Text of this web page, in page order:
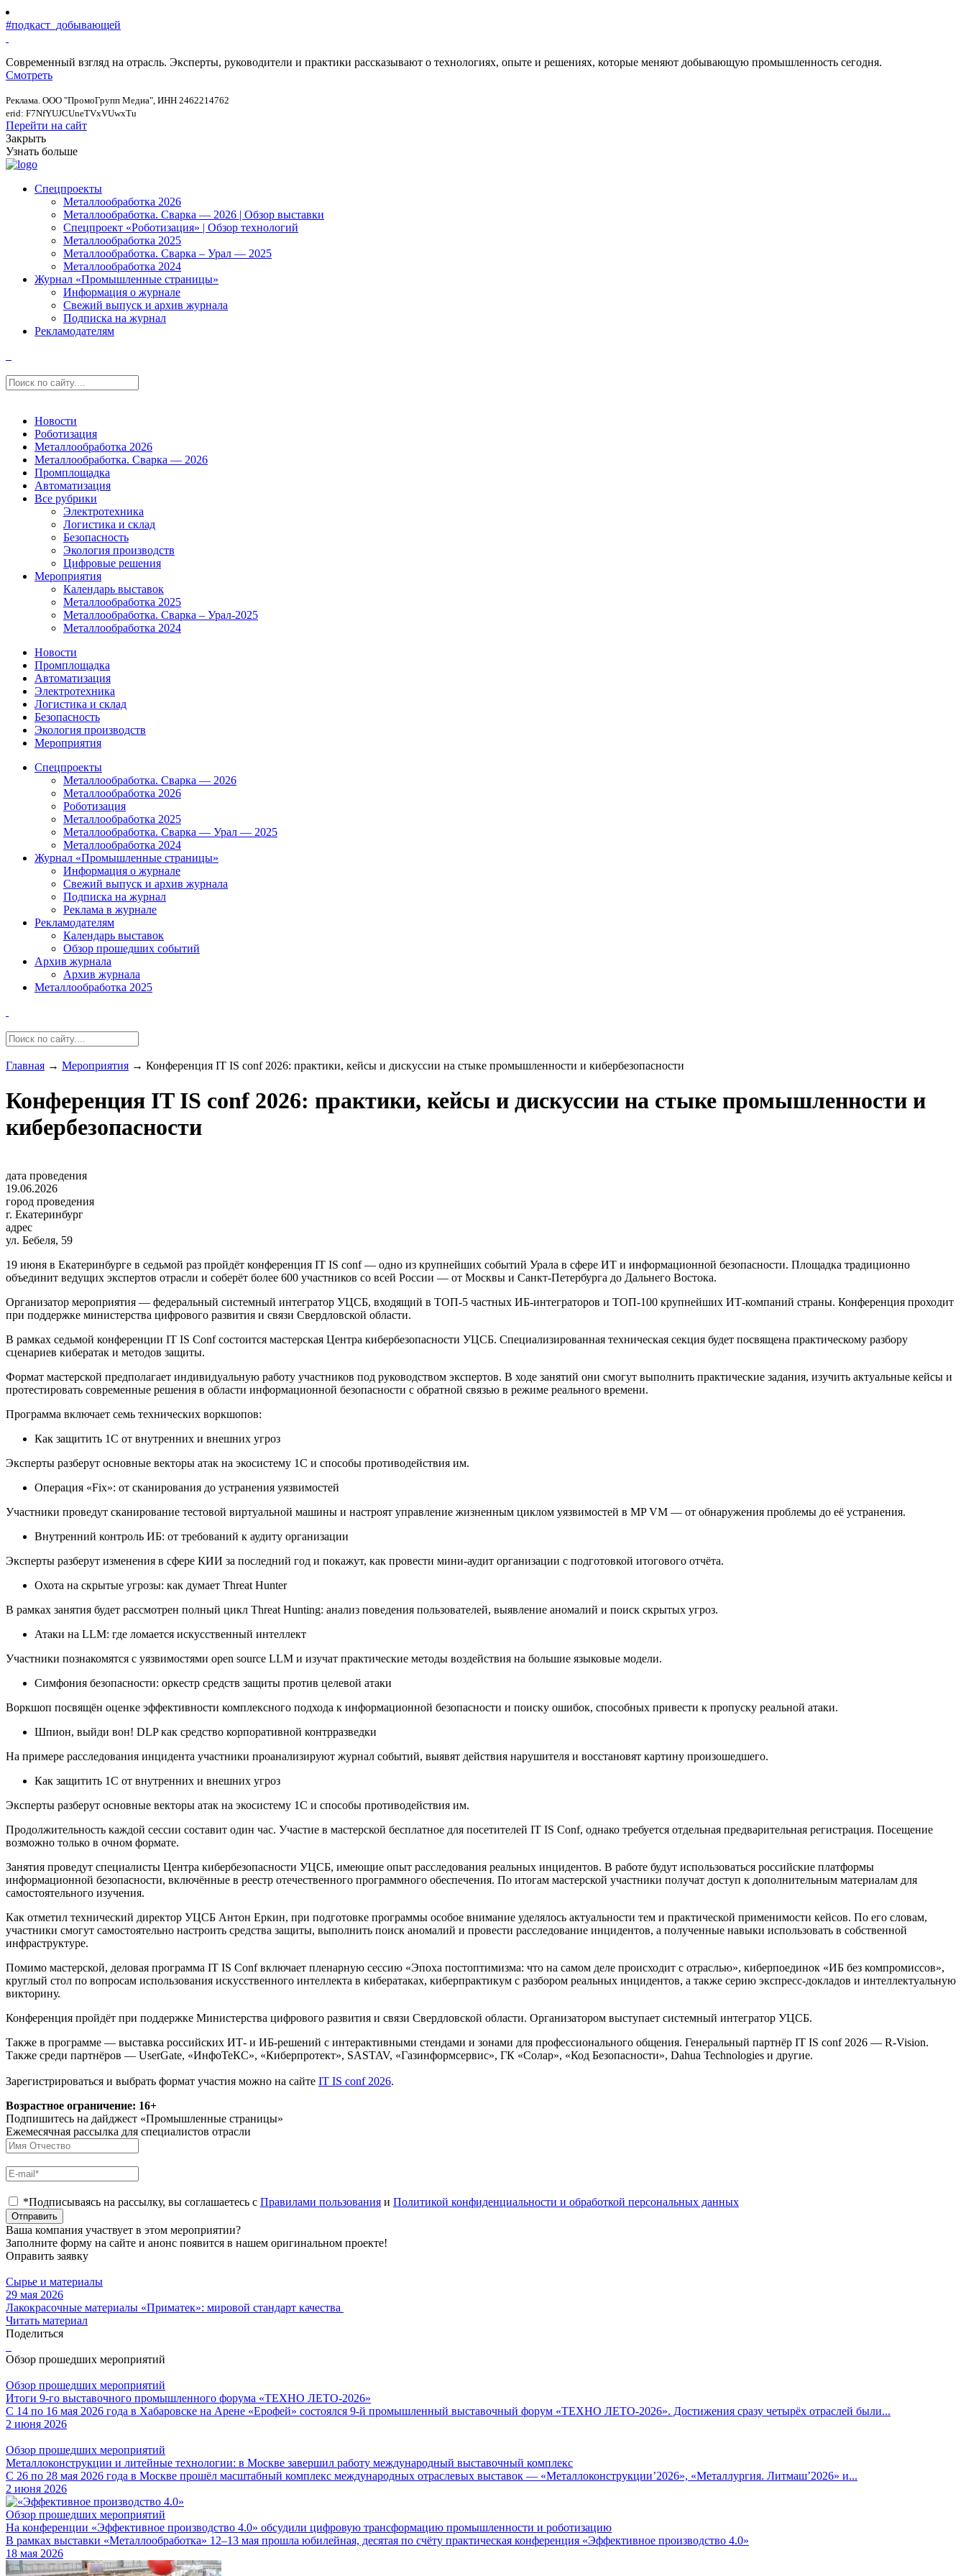
#подкаст_добывающей
Современный взгляд на отрасль. Эксперты, руководители и практики рассказывают о технологиях, опыте и решениях, которые меняют добывающую промышленность сегодня.
Смотреть
Реклама. ООО "ПромоГрупп Медиа", ИНН 2462214762
erid: F7NfYUJCUneTVxVUwxTu
Перейти на сайт
Закрыть
Узнать больше
Спецпроекты
Металлообработка 2026
Металлообработка. Сварка — 2026 | Обзор выставки
Спецпроект «Роботизация» | Обзор технологий
Металлообработка 2025
Металлообработка. Сварка – Урал — 2025
Металлообработка 2024
Журнал «Промышленные страницы»
Информация о журнале
Свежий выпуск и архив журнала
Подписка на журнал
Рекламодателям
Новости
Роботизация
Металлообработка 2026
Металлообработка. Сварка — 2026
Промплощадка
Автоматизация
Все рубрики
Электротехника
Логистика и склад
Безопасность
Экология производств
Цифровые решения
Мероприятия
Календарь выставок
Металлообработка 2025
Металлообработка. Сварка – Урал-2025
Металлообработка 2024
Новости
Промплощадка
Автоматизация
Электротехника
Логистика и склад
Безопасность
Экология производств
Мероприятия
Спецпроекты
Металлообработка. Сварка — 2026
Металлообработка 2026
Роботизация
Металлообработка 2025
Металлообработка. Сварка — Урал — 2025
Металлообработка 2024
Журнал «Промышленные страницы»
Информация о журнале
Свежий выпуск и архив журнала
Подписка на журнал
Реклама в журнале
Рекламодателям
Календарь выставок
Обзор прошедших событий
Архив журнала
Архив журнала
Металлообработка 2025
Главная → Мероприятия → Конференция IT IS conf 2026: практики, кейсы и дискуссии на стыке промышленности и кибербезопасности
Конференция IT IS conf 2026: практики, кейсы и дискуссии на стыке промышленности и
кибербезопасности
дата проведения
19.06.2026
город проведения
г. Екатеринбург
адрес
ул. Бебеля, 59
19 июня в Екатеринбурге в седьмой раз пройдёт конференция IT IS conf — одно из крупнейших событий Урала в сфере ИТ и информационной безопасности. Площадка традиционно
объединит ведущих экспертов отрасли и соберёт более 600 участников со всей России — от Москвы и Санкт-Петербурга до Дальнего Востока.
Организатор мероприятия — федеральный системный интегратор УЦСБ, входящий в ТОП-5 частных ИБ-интеграторов и ТОП-100 крупнейших ИТ-компаний страны. Конференция проходит
при поддержке министерства цифрового развития и связи Свердловской области.
В рамках седьмой конференции IT IS Conf состоится мастерская Центра кибербезопасности УЦСБ. Специализированная техническая секция будет посвящена практическому разбору
сценариев кибератак и методов защиты.
Формат мастерской предполагает индивидуальную работу участников под руководством экспертов. В ходе занятий они смогут выполнить практические задания, изучить актуальные кейсы и
протестировать современные решения в области информационной безопасности с обратной связью в режиме реального времени.
Программа включает семь технических воркшопов:
Как защитить 1С от внутренних и внешних угроз
Эксперты разберут основные векторы атак на экосистему 1С и способы противодействия им.
Операция «Fix»: от сканирования до устранения уязвимостей
Участники проведут сканирование тестовой виртуальной машины и настроят управление жизненным циклом уязвимостей в MP VM — от обнаружения проблемы до её устранения.
Внутренний контроль ИБ: от требований к аудиту организации
Эксперты разберут изменения в сфере КИИ за последний год и покажут, как провести мини-аудит организации с подготовкой итогового отчёта.
Охота на скрытые угрозы: как думает Threat Hunter
В рамках занятия будет рассмотрен полный цикл Threat Hunting: анализ поведения пользователей, выявление аномалий и поиск скрытых угроз.
Атаки на LLM: где ломается искусственный интеллект
Участники познакомятся с уязвимостями open source LLM и изучат практические методы воздействия на большие языковые модели.
Симфония безопасности: оркестр средств защиты против целевой атаки
Воркшоп посвящён оценке эффективности комплексного подхода к информационной безопасности и поиску ошибок, способных привести к пропуску реальной атаки.
Шпион, выйди вон! DLP как средство корпоративной контрразведки
На примере расследования инцидента участники проанализируют журнал событий, выявят действия нарушителя и восстановят картину произошедшего.
Как защитить 1С от внутренних и внешних угроз
Эксперты разберут основные векторы атак на экосистему 1С и способы противодействия им.
Продолжительность каждой сессии составит один час. Участие в мастерской бесплатное для посетителей IT IS Conf, однако требуется отдельная предварительная регистрация. Посещение
возможно только в очном формате.
Занятия проведут специалисты Центра кибербезопасности УЦСБ, имеющие опыт расследования реальных инцидентов. В работе будут использоваться российские платформы
информационной безопасности, включённые в реестр отечественного программного обеспечения. По итогам мастерской участники получат доступ к дополнительным материалам для
самостоятельного изучения.
Как отметил технический директор УЦСБ Антон Еркин, при подготовке программы особое внимание уделялось актуальности тем и практической применимости кейсов. По его словам,
участники смогут самостоятельно настроить средства защиты, выполнить поиск аномалий и провести расследование инцидентов, а полученные навыки использовать в собственной
инфраструктуре.
Помимо мастерской, деловая программа IT IS Conf включает пленарную сессию «Эпоха постоптимизма: что на самом деле происходит с отраслью», киберпоединок «ИБ без компромиссов»,
круглый стол по вопросам использования искусственного интеллекта в кибератаках, киберпрактикум с разбором реальных инцидентов, а также серию экспресс-докладов и интеллектуальную
викторину.
Конференция пройдёт при поддержке Министерства цифрового развития и связи Свердловской области. Организатором выступает системный интегратор УЦСБ.
Также в программе — выставка российских ИТ- и ИБ-решений с интерактивными стендами и зонами для профессионального общения. Генеральный партнёр IT IS conf 2026 — R-Vision.
Также среди партнёров — UserGate, «ИнфоТеКС», «Киберпротект», SASTAV, «Газинформсервис», ГК «Солар», «Код Безопасности», Dahua Technologies и другие.
Зарегистрироваться и выбрать формат участия можно на сайте IT IS conf 2026.
Возрастное ограничение: 16+
Подпишитесь на дайджест «Промышленные страницы»
Ежемесячная рассылка для специалистов отрасли
*Подписываясь на рассылку, вы соглашаетесь с Правилами пользования и Политикой конфиденциальности и обработкой персональных данных
Отправить
Ваша компания участвует в этом мероприятии?
Заполните форму на сайте и анонс появится в нашем оригинальном проекте!
Оправить заявку
Сырье и материалы
29 мая 2026
Лакокрасочные материалы «Приматек»: мировой стандарт качества
Читать материал
Поделиться
Обзор прошедших мероприятий
Обзор прошедших мероприятий
Итоги 9-го выставочного промышленного форума «ТЕХНО ЛЕТО-2026»
С 14 по 16 мая 2026 года в Хабаровске на Арене «Ерофей» состоялся 9-й промышленный выставочный форум «ТЕХНО ЛЕТО-2026». Достижения сразу четырёх отраслей были...
2 июня 2026
Обзор прошедших мероприятий
Металлоконструкции и литейные технологии: в Москве завершил работу международный выставочный комплекс
С 26 по 28 мая 2026 года в Москве прошёл масштабный комплекс международных отраслевых выставок — «Металлоконструкции’2026», «Металлургия. Литмаш’2026» и...
2 июня 2026
Обзор прошедших мероприятий
На конференции «Эффективное производство 4.0» обсудили цифровую трансформацию промышленности и роботизацию
В рамках выставки «Металлообработка» 12–13 мая прошла юбилейная, десятая по счёту практическая конференция «Эффективное производство 4.0»
18 мая 2026